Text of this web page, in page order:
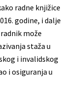
radne knjižice
godine, i dalje
može
staža u
i invalidskog
i osiguranja u